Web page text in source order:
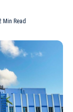
Min Read